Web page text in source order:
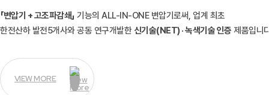
「변압기 + 고조파감쇄」 기능의 ALL-IN-ONE 변압기로써, 업계 최초
한전산하 발전5개사와 공동 연구개발한 신기술(NET) · 녹색기술 인증 제품입니
VIEW MORE